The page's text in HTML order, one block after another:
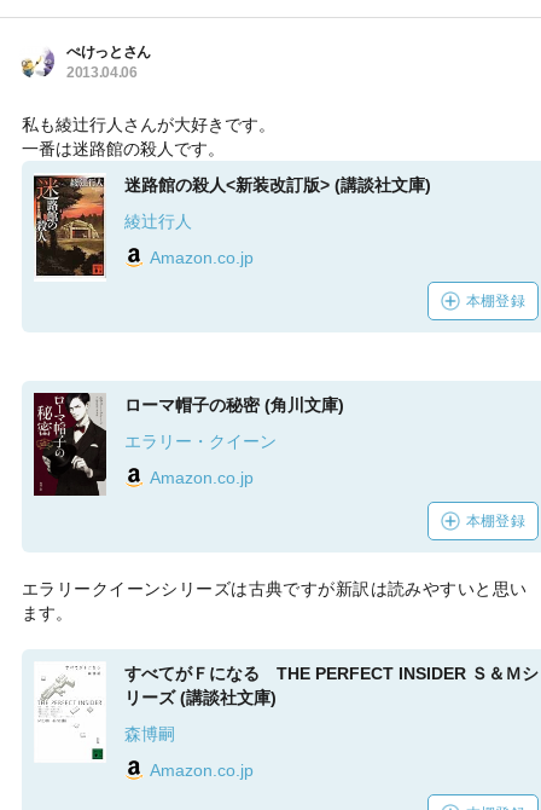
ぺけっとさん
2013.04.06
私も綾辻行人さんが大好きです。
一番は迷路館の殺人です。
迷路館の殺人<新装改訂版> (講談社文庫)
綾辻行人
Amazon.co.jp
本棚登録
ローマ帽子の秘密 (角川文庫)
エラリー・クイーン
Amazon.co.jp
本棚登録
エラリークイーンシリーズは古典ですが新訳は読みやすいと思い
ます。
すべてがＦになる THE PERFECT INSIDER Ｓ＆Ｍシ
リーズ (講談社文庫)
森博嗣
Amazon.co.jp